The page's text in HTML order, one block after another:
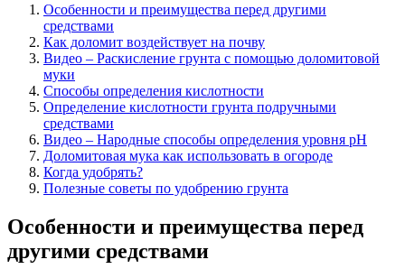
Особенности и преимущества перед другими
средствами
Как доломит воздействует на почву
Видео – Раскисление грунта с помощью доломитовой
муки
Способы определения кислотности
Определение кислотности грунта подручными
средствами
Видео – Народные способы определения уровня рН
Доломитовая мука как использовать в огороде
Когда удобрять?
Полезные советы по удобрению грунта
Особенности и преимущества перед
другими средствами